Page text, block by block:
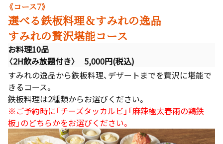
《コース7》
選べる鉄板料理＆すみれの逸品
すみれの贅沢堪能コース
お料理10品
〈2H飲み放題付き〉 5,000円(税込)
すみれの逸品から鉄板料理、デザートまでを贅沢に堪能で
きるコース。
鉄板料理は2種類からお選びください。
※ご予約時に「チーズタッカルビ」「麻辣極太春雨の鶏鉄
板」のどちらかをお選びください。